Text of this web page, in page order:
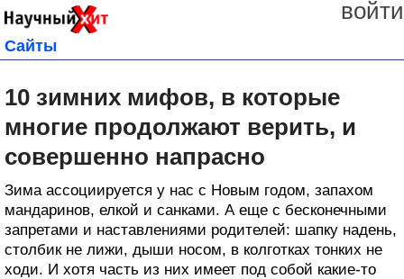
войти
Сайты
10 зимних мифов, в которые
многие продолжают верить, и
совершенно напрасно
Зима ассоциируется у нас с Новым годом, запахом
мандаринов, елкой и санками. А еще с бесконечными
запретами и наставлениями родителей: шапку надень,
столбик не лижи, дыши носом, в колготках тонких не
ходи. И хотя часть из них имеет под собой какие-то